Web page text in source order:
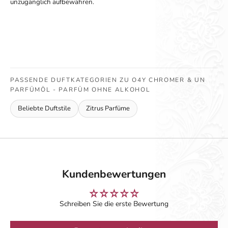
unzugänglich aufbewahren.
PASSENDE DUFTKATEGORIEN ZU O4Y CHROMER & UN
PARFÜMÖL - PARFÜM OHNE ALKOHOL
Beliebte Duftstile Zitrus Parfüme
Kundenbewertungen
Schreiben Sie die erste Bewertung